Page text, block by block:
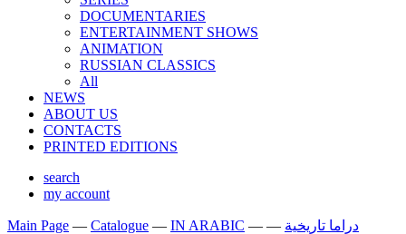
DOCUMENTARIES
ENTERTAINMENT SHOWS
ANIMATION
RUSSIAN CLASSICS
All
NEWS
ABOUT US
CONTACTS
PRINTED EDITIONS
search
my account
Main Page — Catalogue — IN ARABIС — دراما تاريخية —